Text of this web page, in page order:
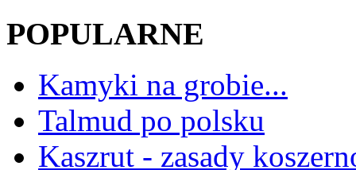
POPULARNE
Kamyki na grobie...
Talmud po polsku
Kaszrut - zasady